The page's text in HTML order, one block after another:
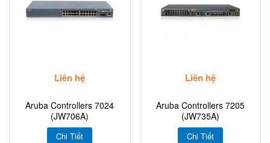
Liên hệ
Aruba Controllers 7024
(JW706A)
Chi Tiết
Liên hệ
Aruba Controllers 7205
(JW735A)
Chi Tiết